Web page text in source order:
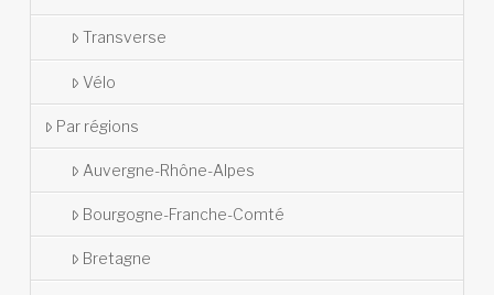
Transverse
Vélo
Par régions
Auvergne-Rhône-Alpes
Bourgogne-Franche-Comté
Bretagne